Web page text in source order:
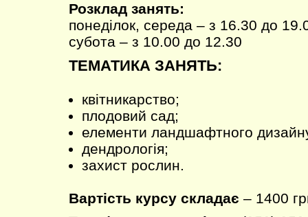
Розклад занять:
понеділок, середа – з 16.30 до
субота – з 10.00 до 12.30
ТЕМАТИКА ЗАНЯТЬ:
квітникарство;
плодовий сад;
елементи ландшафтного
дендрологія;
захист рослин.
Вартість курсу складає – 1400